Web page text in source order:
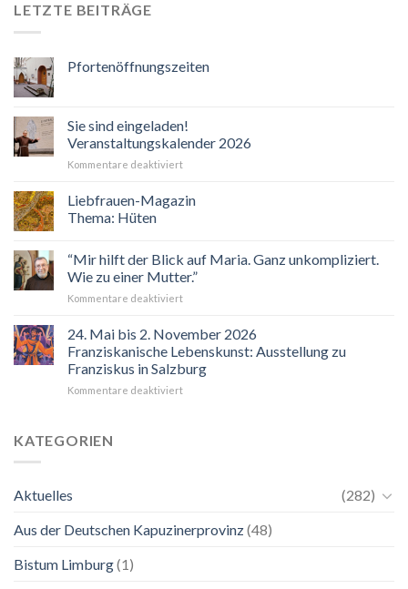
LETZTE BEITRÄGE
Pfortenöffnungszeiten
Sie sind eingeladen!
Veranstaltungskalender 2026
Kommentare deaktiviertfür
sind
eingeladen!
Liebfrauen-Magazin
Thema: Hüten
“Mir hilft der Blick auf Maria. Ganz unkompliziert.
Wie zu einer Mutter.”
Kommentare deaktiviertfür
hilft
der
Blick
auf
Maria.
24. Mai bis 2. November 2026
Franziskanische Lebenskunst: Ausstellung zu
Franziskus in Salzburg
Kommentare deaktiviertfür
Ausstellung
KATEGORIEN
Aktuelles
(282)
Aus der Deutschen Kapuzinerprovinz(48)
Bistum Limburg(1)